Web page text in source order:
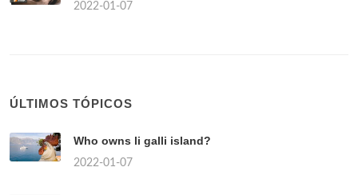
2022-01-07
ÚLTIMOS TÓPICOS
Who owns li galli island?
2022-01-07